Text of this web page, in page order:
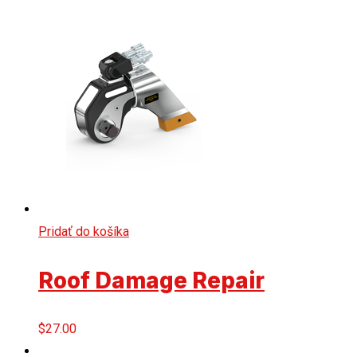
Pridať do košíka
Roof Damage Repair
$27.00